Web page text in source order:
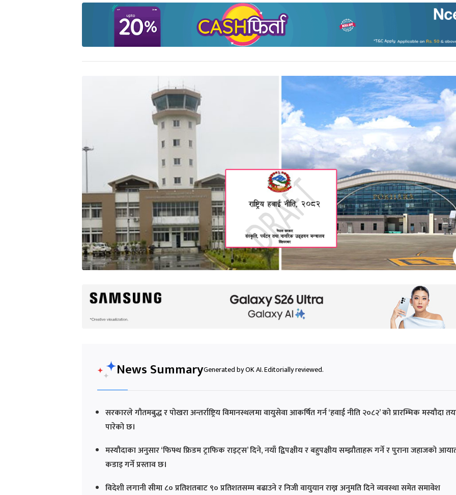
News SummaryGenerated by OK AI. Editorially reviewed.
सरकारले गौतमबुद्ध र पोखरा अन्तर्राष्ट्रिय विमानस्थलमा वायुसेवा आकर्षित गर्न ‘हवाई नीति २०८२’ को प्रारम्भिक मस्यौदा
पारेको छ।
मस्यौदाका अनुसार ‘फिफ्थ फ्रिडम ट्राफिक राइट्स’ दिने, नयाँ द्विपक्षीय र बहुपक्षीय सम्झौताहरू गर्ने र पुराना जहाजको
कडाइ गर्ने प्रस्ताव छ।
विदेशी लगानी सीमा ८० प्रतिशतबाट ९० प्रतिशतसम्म बढाउने र निजी वायुयान राख्न अनुमति दिने व्यवस्था समेत समावेश